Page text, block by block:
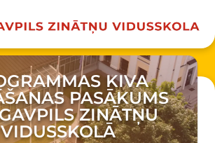
KIVA
PASĀKUMS
ZINĀTŅU
VIDUSSKOLĀ